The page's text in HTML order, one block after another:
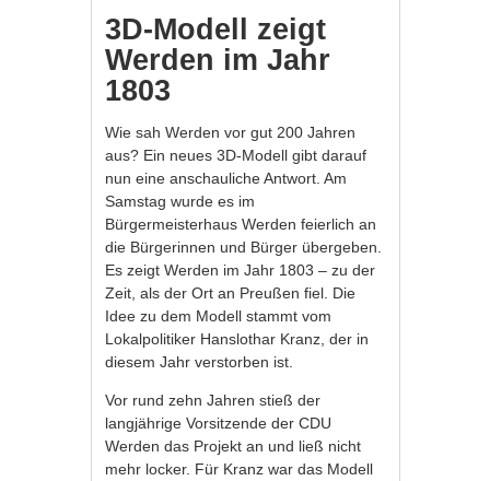
3D-Modell zeigt
Werden im Jahr
1803
Wie sah Werden vor gut 200 Jahren
aus? Ein neues 3D-Modell gibt darauf
nun eine anschauliche Antwort. Am
Samstag wurde es im
Bürgermeisterhaus Werden feierlich an
die Bürgerinnen und Bürger übergeben.
Es zeigt Werden im Jahr 1803 – zu der
Zeit, als der Ort an Preußen fiel. Die
Idee zu dem Modell stammt vom
Lokalpolitiker Hanslothar Kranz, der in
diesem Jahr verstorben ist.
Vor rund zehn Jahren stieß der
langjährige Vorsitzende der CDU
Werden das Projekt an und ließ nicht
mehr locker. Für Kranz war das Modell